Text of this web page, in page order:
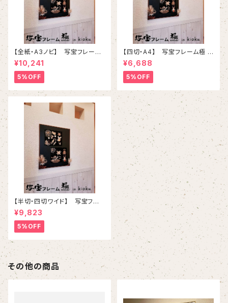
【全紙・A3ノビ】 写宝フレーム
極 ( kiwami) in kioku-（ 大 /
ブラウン ）
¥10,241
5%OFF
【四切・A4】 写宝フレーム極 (
kiwami) in kioku-（ 小/ ブラ
ウン ）
¥6,688
5%OFF
【半切・四切ワイド】 写宝フレ
ーム極 ( kiwami) in kioku-（
中/ ブラウン）
¥9,823
5%OFF
その他の商品